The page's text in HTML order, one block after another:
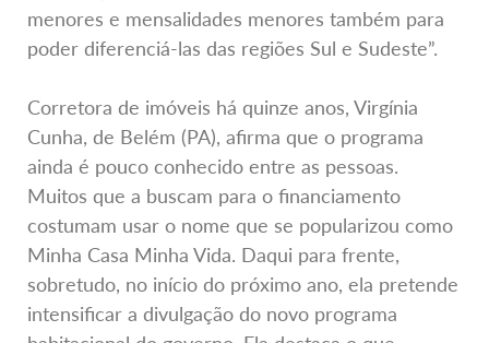
menores e mensalidades menores também para
poder diferenciá-las das regiões Sul e Sudeste”.
Corretora de imóveis há quinze anos, Virgínia
Cunha, de Belém (PA), afirma que o programa
ainda é pouco conhecido entre as pessoas.
Muitos que a buscam para o financiamento
costumam usar o nome que se popularizou como
Minha Casa Minha Vida. Daqui para frente,
sobretudo, no início do próximo ano, ela pretende
intensificar a divulgação do novo programa